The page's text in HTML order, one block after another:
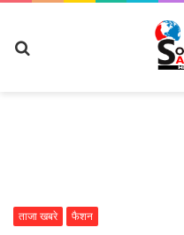
ताजा खबरे फैशन